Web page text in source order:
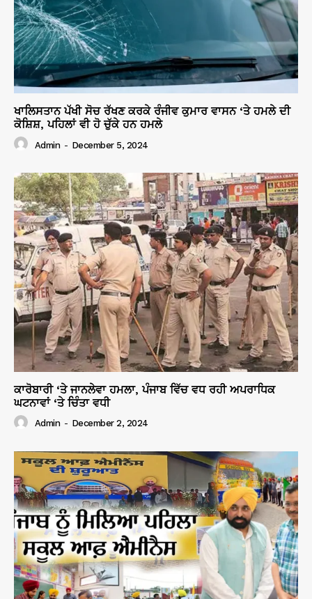
ਖਾਲਿਸਤਾਨ ਪੱਖੀ ਸੋਚ ਰੱਖਣ ਕਰਕੇ ਰੰਜੀਵ ਕੁਮਾਰ ਵਾਸਨ ‘ਤੇ ਹਮਲੇ ਦੀ
ਕੋਸ਼ਿਸ਼, ਪਹਿਲਾਂ ਵੀ ਹੋ ਚੁੱਕੇ ਹਨ ਹਮਲੇ
Admin - December 5, 2024
ਕਾਰੋਬਾਰੀ ‘ਤੇ ਜਾਨਲੇਵਾ ਹਮਲਾ, ਪੰਜਾਬ ਵਿੱਚ ਵਧ ਰਹੀ ਅਪਰਾਧਿਕ
ਘਟਨਾਵਾਂ ‘ਤੇ ਚਿੰਤਾ ਵਧੀ
Admin - December 2, 2024